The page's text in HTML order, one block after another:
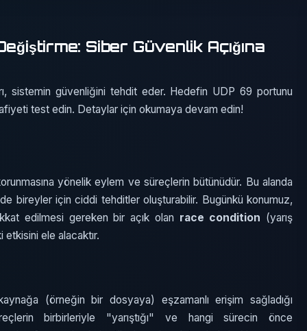
Siber Güvenlik Açığına
sistemin güvenliğini tehdit eder. Hedefin UDP 69 portunu
test edin. Detaylar için okumaya devam edin!
yönelik eylem ve süreçlerin bütünüdür. Bu alanda
bireyler için ciddi tehditler oluşturabilir. Bugünkü konumuz,
edilmesi gereken bir açık olan race condition (yarış
ele alacaktır.
(örneğin bir dosyaya) eşzamanlı erişim sağladığı
birbirleriyle "yarıştığı" ve hangi sürecin önce